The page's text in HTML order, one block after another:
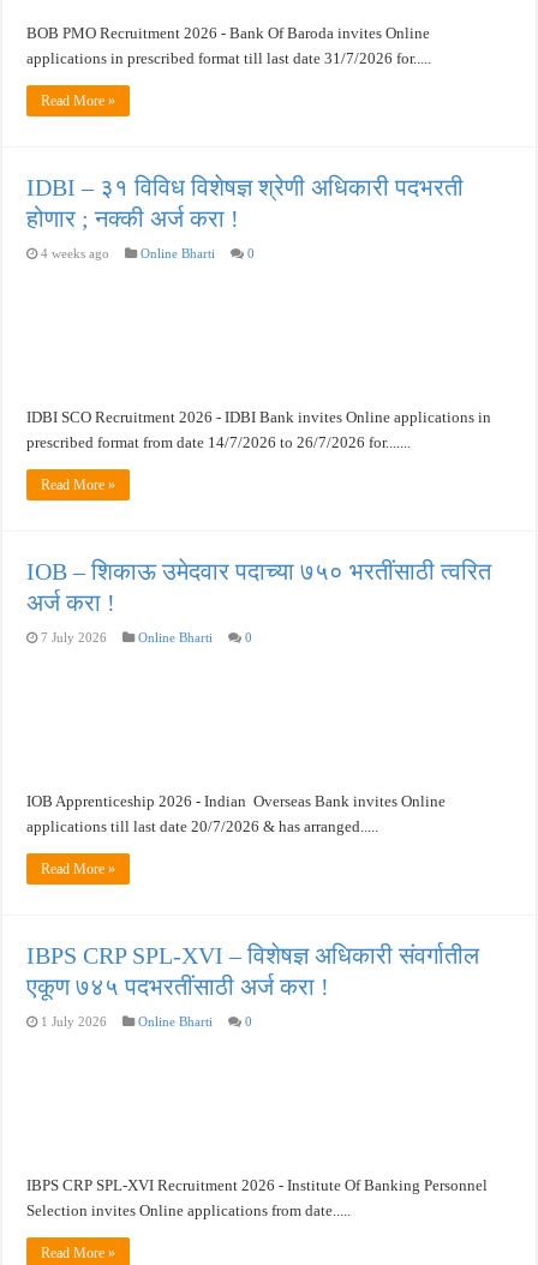
खुशखबर ! नागपूर विद्यापीठ मध्ये १३९ सहायक प्राध्यापक पदांची भरती सुरु ! Nagpur
BOB PMO Recruitment 2026 - Bank Of Baroda invites Online
applications in prescribed format till last date 31/7/2026 for.....
Read More »
IDBI – ३१ विविध विशेषज्ञ श्रेणी अधिकारी पदभरती
होणार ; नक्की अर्ज करा !
4 weeks ago Online Bharti 0
IDBI SCO Recruitment 2026 - IDBI Bank invites Online applications in
prescribed format from date 14/7/2026 to 26/7/2026 for.......
Read More »
IOB – शिकाऊ उमेदवार पदाच्या ७५० भरतींसाठी त्वरित
अर्ज करा !
7 July 2026 Online Bharti 0
IOB Apprenticeship 2026 - Indian Overseas Bank invites Online
applications till last date 20/7/2026 & has arranged.....
Read More »
IBPS CRP SPL-XVI – विशेषज्ञ अधिकारी संवर्गातील
एकूण ७४५ पदभरतींसाठी अर्ज करा !
1 July 2026 Online Bharti 0
IBPS CRP SPL-XVI Recruitment 2026 - Institute Of Banking Personnel
Selection invites Online applications from date.....
Read More »